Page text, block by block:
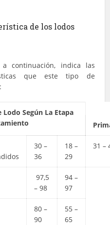
de los lodos
continuación, indica las
que este tipo de
Lodo Según La Etapa
30 –
36
18 –
29
31 –
97,5
– 98
94 –
97
80 –
90
55 –
65